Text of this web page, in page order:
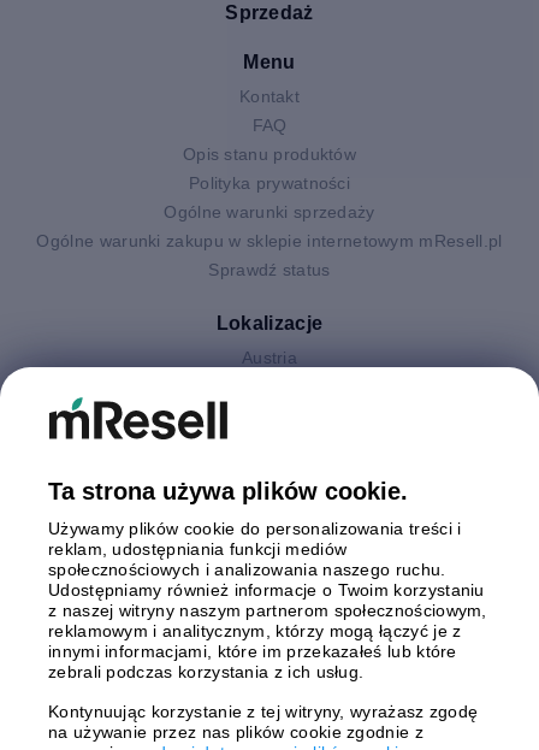
Sprzedaż
Menu
Kontakt
FAQ
Opis stanu produktów
Polityka prywatności
Ogólne warunki sprzedaży
Ogólne warunki zakupu w sklepie internetowym mResell.pl
Sprawdź status
Lokalizacje
Austria
Polska
Szwecja
Wielka Brytania
Włochy
Płatności
Ta strona używa plików cookie.
Używamy plików cookie do personalizowania treści i
reklam, udostępniania funkcji mediów
społecznościowych i analizowania naszego ruchu.
Udostępniamy również informacje o Twoim korzystaniu
z naszej witryny naszym partnerom społecznościowym,
reklamowym i analitycznym, którzy mogą łączyć je z
innymi informacjami, które im przekazałeś lub które
zebrali podczas korzystania z ich usług.
Kontynuując korzystanie z tej witryny, wyrażasz zgodę
na używanie przez nas plików cookie zgodnie z